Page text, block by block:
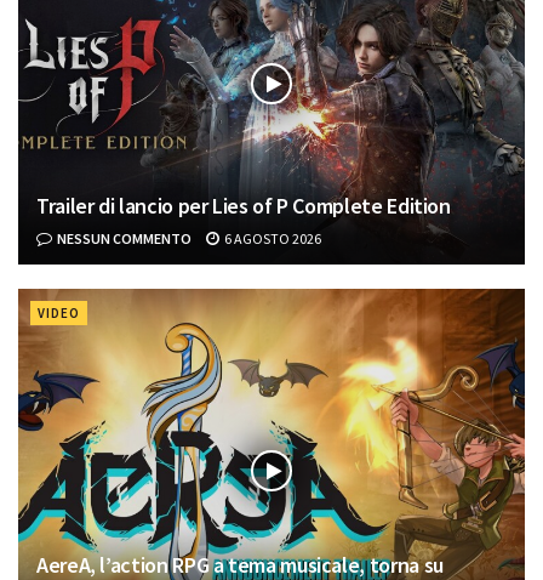
Trailer di lancio per Lies of P Complete Edition
NESSUN COMMENTO 6 AGOSTO 2026
VIDEO
AereA, l’action RPG a tema musicale, torna su